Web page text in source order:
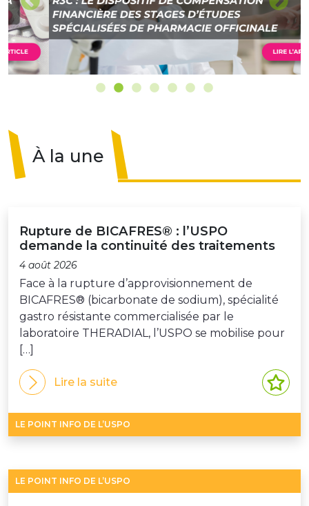
À la une
LE POINT INFO DE L’USPO
Rupture de BICAFRES® : l’USPO
demande la continuité des traitements
4 août 2026
Face à la rupture d’approvisionnement de
BICAFRES® (bicarbonate de sodium), spécialité
gastro résistante commercialisée par le
laboratoire THERADIAL, l’USPO se mobilise pour
[…]
Lire la suite
LE POINT INFO DE L’USPO